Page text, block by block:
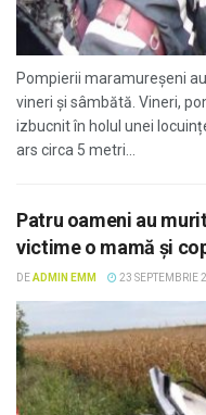
Pompierii maramureșeni
vineri şi sâmbătă. Vineri,
izbucnit în holul unei
ars circa 5 metri...
Patru oameni au
victime o mamă și
DEADMIN EMM 23 SEPTEMBRIE